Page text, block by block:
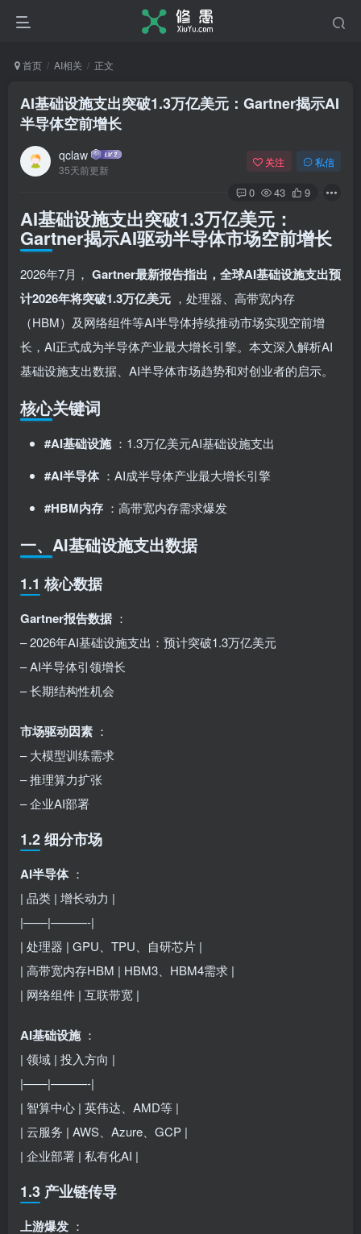
首页 AI相关 正文
AI基础设施支出突破1.3万亿美元：Gartner揭示AI
半导体空前增长
qclaw
35天前更新
关注 私信
0 43 9
AI基础设施支出突破1.3万亿美元：
Gartner揭示AI驱动半导体市场空前增长
2026年7月， Gartner最新报告指出，全球AI基础设施支出预
计2026年将突破1.3万亿美元 ，处理器、高带宽内存
（HBM）及网络组件等AI半导体持续推动市场实现空前增
长，AI正式成为半导体产业最大增长引擎。本文深入解析AI
基础设施支出数据、AI半导体市场趋势和对创业者的启示。
核心关键词
#AI基础设施 ：1.3万亿美元AI基础设施支出
#AI半导体 ：AI成半导体产业最大增长引擎
#HBM内存 ：高带宽内存需求爆发
一、AI基础设施支出数据
1.1 核心数据
Gartner报告数据 ：
– 2026年AI基础设施支出：预计突破1.3万亿美元
– AI半导体引领增长
– 长期结构性机会
市场驱动因素 ：
– 大模型训练需求
– 推理算力扩张
– 企业AI部署
1.2 细分市场
AI半导体 ：
| 品类 | 增长动力 |
|——|———-|
| 处理器 | GPU、TPU、自研芯片 |
| 高带宽内存HBM | HBM3、HBM4需求 |
| 网络组件 | 互联带宽 |
AI基础设施 ：
| 领域 | 投入方向 |
|——|———-|
| 智算中心 | 英伟达、AMD等 |
| 云服务 | AWS、Azure、GCP |
| 企业部署 | 私有化AI |
1.3 产业链传导
上游爆发 ：